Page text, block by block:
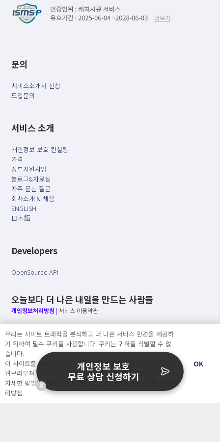
문의
서비스소개서 신청
도입문의
서비스 소개
개인정보 보호 컨설팅
가격
정부지원사업
블로그&자료실
자주 묻는 질문
회사소개 & 채용
ENGLISH
日本語
Developers
OpenSource API
오늘보다 더 나은 내일을 만드는 사람들
개인정보처리방침 | 서비스 이용약관
○ 개인정보보호 컴플라이언스를 선도하겠습니다.
○ 정보주체의 권리를 보장하겠습니다.
○ 기업의 개인정보보호를 위한 효율적 관리를 보장하겠습니다.
Copyright Ⓒ
2026 O.NE PEOPLE Co., Ltd. All rights reserved.
우리는 사이트 트래픽을 분석하고 더 나은 서비스 환경을 제공하
기 위하여 필수 쿠키를 사용합니다. 쿠키는 귀하를 식별할 수 없
습니다.
이 사이트를 계속 사용하면 쿠키 사용에 동의하게 됩니다. 귀하는
웹브라우져 설정에서 언제든지 쿠키를 삭제 할 수있습니다.
자세한 방법은 “개인정보처리방침” 을 참고하세요. →
리방침
OK
X
개인정보 보호
무료 상담 신청하기